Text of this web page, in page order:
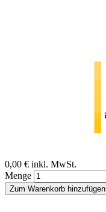
Hannah Wirths,
Trend:
Digitale Kompetenzen in
0,00 € inkl. MwSt.
Menge
Zum Warenkorb hinzufügen